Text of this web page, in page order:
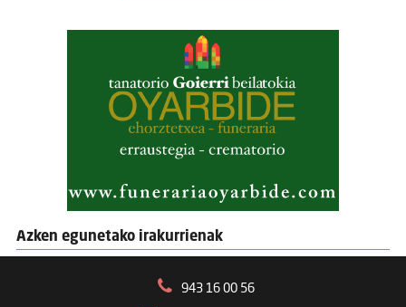
Azken egunetako irakurrienak
943 16 00 56